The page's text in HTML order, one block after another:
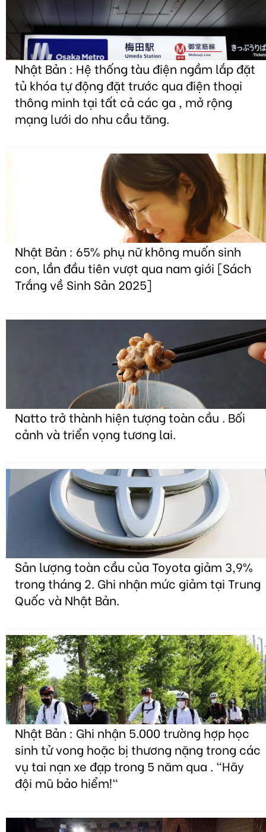
Nhật Bản : Hệ thống tàu điện ngầm lắp đặt
tủ khóa tự động đặt trước qua điện thoại
thông minh tại tất cả các ga , mở rộng
mạng lưới do nhu cầu tăng.
Nhật Bản : 65% phụ nữ không muốn sinh
con, lần đầu tiên vượt qua nam giới [Sách
Trắng về Sinh Sản 2025]
Natto trở thành hiện tượng toàn cầu . Bối
cảnh và triển vọng tương lai.
Sản lượng toàn cầu của Toyota giảm 3,9%
trong tháng 2. Ghi nhận mức giảm tại Trung
Quốc và Nhật Bản.
Nhật Bản : Ghi nhận 5.000 trường hợp học
sinh tử vong hoặc bị thương nặng trong các
vụ tai nạn xe đạp trong 5 năm qua . "Hãy
đội mũ bảo hiểm!"